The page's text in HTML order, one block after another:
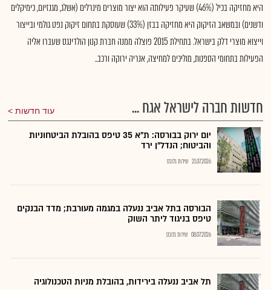
היא מחזיקה בכיל (46%) שעיקר פעילותה הוא יצור מוצרים מינרלים (אשלג, מגנזיום, כימיקלים
ודשנים) ובמשאב הזיקוק היא מחזיקה בבזן (33%) שעוסקת בתחום זיקוק נפט גולמי ובייצור
וייצוא מוצרי דלק בישראל. בתחילת 2015 פוצלה ממנה חברת קנון הולדינגס שעברו אליה
הפעילות בתחומי הספנות, מוליכים למחיצה, אנריה ירוקה ורכב..
חדשות חברה לישראל אגח ... עוד חדשות
יום ירוק בבורסה: ת"א 35 טיפס בהובלת הביטחוניות
והביטוח; הנדל"ן ירד
21.07.2026 שירות גלובס
הבורסה בתל אביב ננעלה במגמה מעורבת; מדד הבנקים
טיפס בניגוד ליתר השוק
08.07.2026 שירות גלובס
תל אביב ננעלה בירידות, בהובלת מניות הטכנולוגיה